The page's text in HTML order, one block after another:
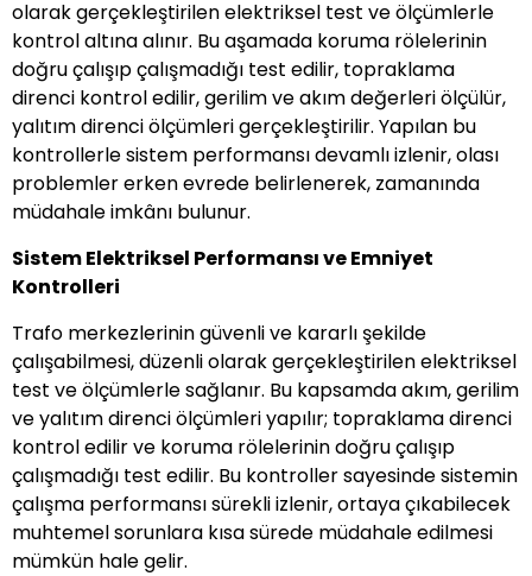
olarak gerçekleştirilen elektriksel test ve ölçümlerle
kontrol altına alınır. Bu aşamada koruma rölelerinin
doğru çalışıp çalışmadığı test edilir, topraklama
direnci kontrol edilir, gerilim ve akım değerleri ölçülür,
yalıtım direnci ölçümleri gerçekleştirilir. Yapılan bu
kontrollerle sistem performansı devamlı izlenir, olası
problemler erken evrede belirlenerek, zamanında
müdahale imkânı bulunur.
Sistem Elektriksel Performansı ve Emniyet
Kontrolleri
Trafo merkezlerinin güvenli ve kararlı şekilde
çalışabilmesi, düzenli olarak gerçekleştirilen elektriksel
test ve ölçümlerle sağlanır. Bu kapsamda akım, gerilim
ve yalıtım direnci ölçümleri yapılır; topraklama direnci
kontrol edilir ve koruma rölelerinin doğru çalışıp
çalışmadığı test edilir. Bu kontroller sayesinde sistemin
çalışma performansı sürekli izlenir, ortaya çıkabilecek
muhtemel sorunlara kısa sürede müdahale edilmesi
mümkün hale gelir.